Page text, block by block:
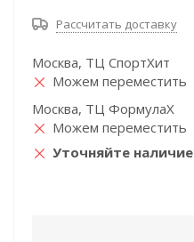
Рассчитать доставку
Москва, ТЦ СпортХит
Можем переместить
Москва, ТЦ ФормулаХ
Можем переместить
Уточняйте наличие